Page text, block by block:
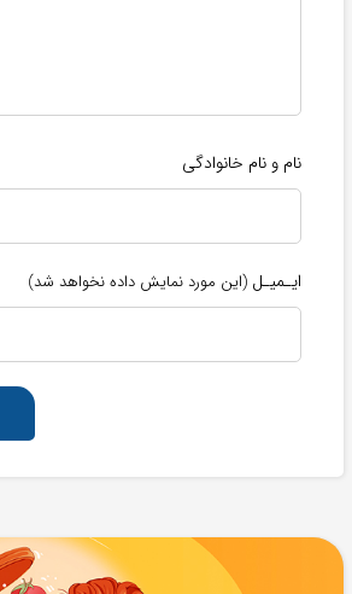
نام و نام خانوادگی
ایـمیـل (این مورد نمایش داده نخواهد شد)